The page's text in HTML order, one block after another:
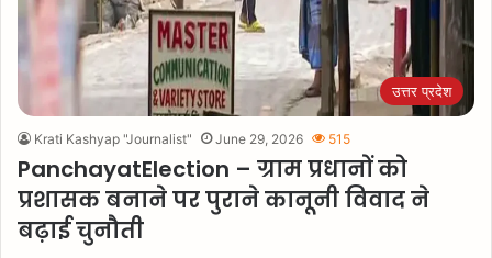
उत्तर प्रदेश
Krati Kashyap "Journalist" June 29, 2026 515
PanchayatElection – ग्राम प्रधानों को
प्रशासक बनाने पर पुराने कानूनी विवाद ने
बढ़ाई चुनौती